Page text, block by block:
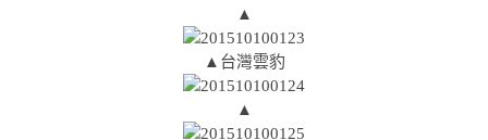
▲
▲台灣雲豹
▲